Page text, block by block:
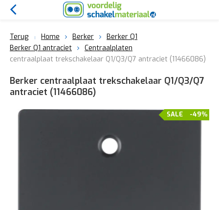
Terug Home Berker
Berker Q1
Berker Q1 antraciet
Centraalplaten
centraalplaat trekschakelaar Q1/Q3/Q7 antraciet (11466086)
Berker centraalplaat trekschakelaar Q1/Q3/Q7
antraciet (11466086)
-49%
SALE